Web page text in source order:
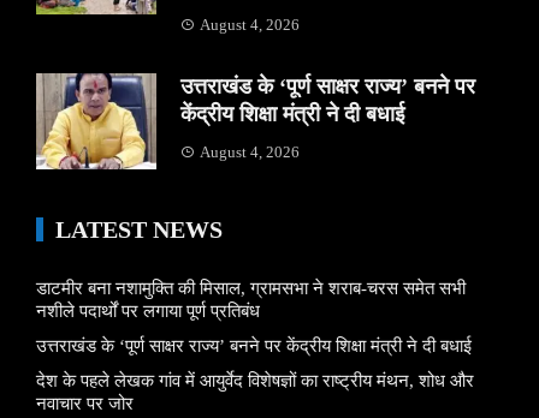
August 4, 2026
उत्तराखंड के ‘पूर्ण साक्षर राज्य’ बनने पर
केंद्रीय शिक्षा मंत्री ने दी बधाई
August 4, 2026
LATEST NEWS
डाटमीर बना नशामुक्ति की मिसाल, ग्रामसभा ने शराब-चरस समेत सभी
नशीले पदार्थों पर लगाया पूर्ण प्रतिबंध
उत्तराखंड के ‘पूर्ण साक्षर राज्य’ बनने पर केंद्रीय शिक्षा मंत्री ने दी बधाई
देश के पहले लेखक गांव में आयुर्वेद विशेषज्ञों का राष्ट्रीय मंथन, शोध और
नवाचार पर जोर